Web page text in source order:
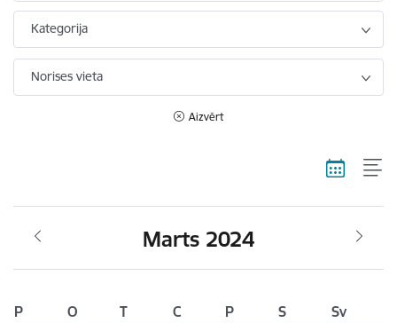
Kategorija
Norises vieta
Aizvērt
Marts 2024
P O T C P S
Sv